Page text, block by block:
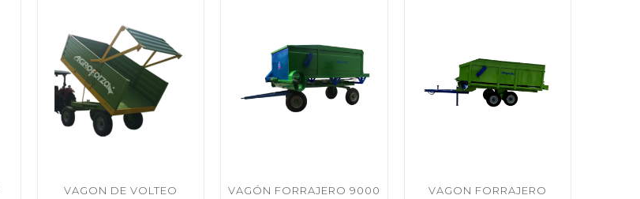
VAGON DE VOLTEO
VAGÓN FORRAJERO 9000
VAGON FORRAJERO